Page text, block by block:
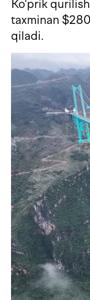
Ko‘prik
taxminan
qiladi.